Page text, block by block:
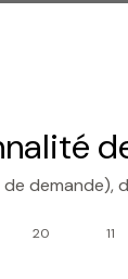
demande),
20 11